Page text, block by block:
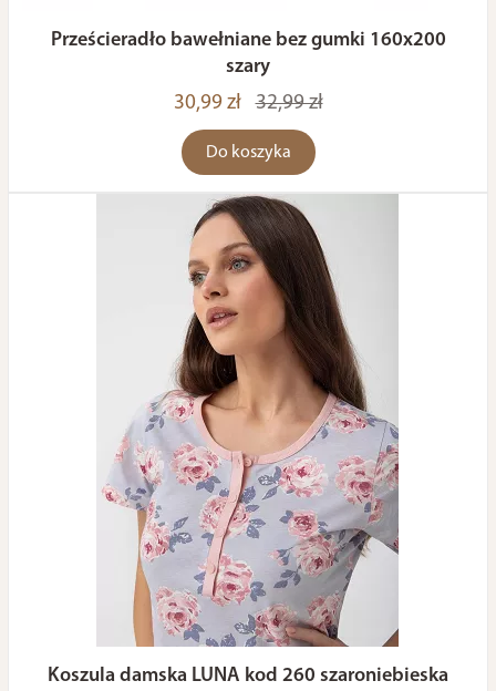
Prześcieradło bawełniane bez gumki 160x200
szary
30,99 zł
32,99 zł
Do koszyka
Koszula damska LUNA kod 260 szaroniebieska